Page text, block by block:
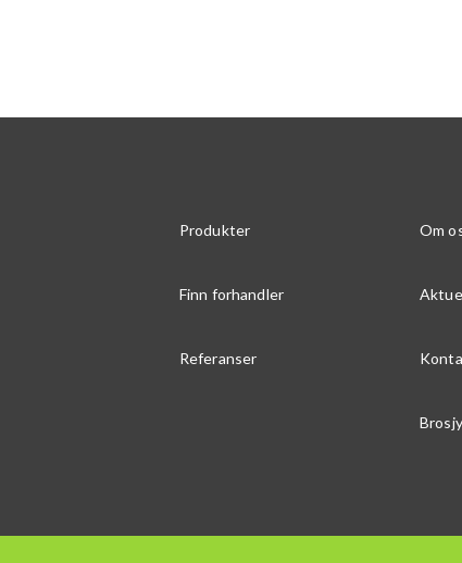
Produkter Om
Finn forhandler
Referanser